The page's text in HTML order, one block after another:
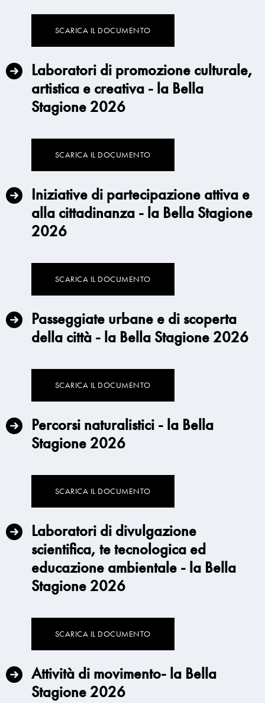
SCARICA IL DOCUMENTO
Laboratori di promozione culturale,
artistica e creativa - la Bella
Stagione 2026
SCARICA IL DOCUMENTO
Iniziative di partecipazione attiva e
alla cittadinanza - la Bella Stagione
2026
SCARICA IL DOCUMENTO
Passeggiate urbane e di scoperta
della città - la Bella Stagione 2026
SCARICA IL DOCUMENTO
Percorsi naturalistici - la Bella
Stagione 2026
SCARICA IL DOCUMENTO
Laboratori di divulgazione
scientifica, te tecnologica ed
educazione ambientale - la Bella
Stagione 2026
SCARICA IL DOCUMENTO
Attività di movimento- la Bella
Stagione 2026